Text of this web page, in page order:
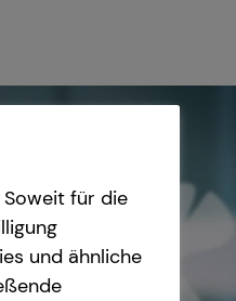
für die
und ähnliche